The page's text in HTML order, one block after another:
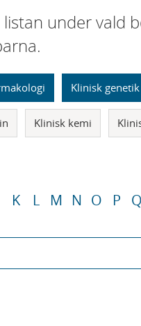
under vald
Klinisk genetik
Klinisk kemi
K L M N O P Q